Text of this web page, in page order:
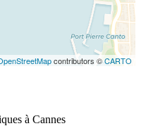
contributors ©CARTO
à Cannes